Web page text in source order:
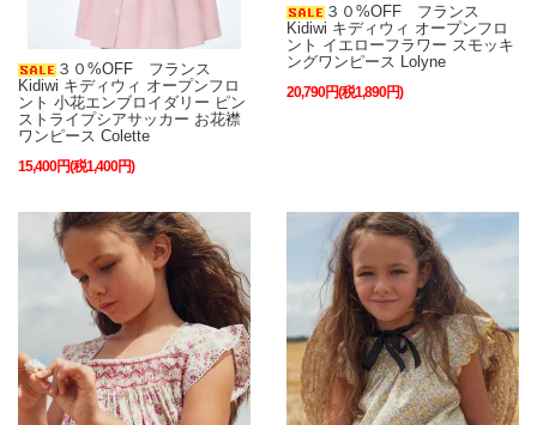
３０%OFF フランス
Kidiwi キディウィ オープンフロ
ント 小花エンブロイダリー ピン
ストライプシアサッカー お花襟
ワンピース Colette
15,400円(税1,400円)
３０%OFF フランス
Kidiwi キディウィ オープンフロ
ント イエローフラワー スモッキ
ングワンピース Lolyne
20,790円(税1,890円)